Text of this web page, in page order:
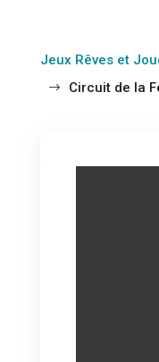
Jeux Rêves et
$ Circuit de la